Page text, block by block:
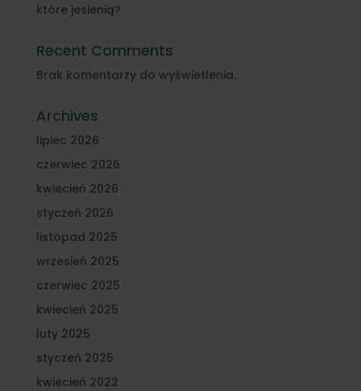
które jesienią?
Recent Comments
Brak komentarzy do wyświetlenia.
Archives
lipiec 2026
czerwiec 2026
kwiecień 2026
styczeń 2026
listopad 2025
wrzesień 2025
czerwiec 2025
kwiecień 2025
luty 2025
styczeń 2025
kwiecień 2022